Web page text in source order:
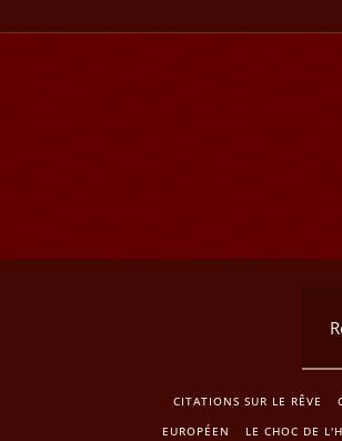
CITATIONS SUR LE RÊVE
EUROPÉEN
LE CHOC DE